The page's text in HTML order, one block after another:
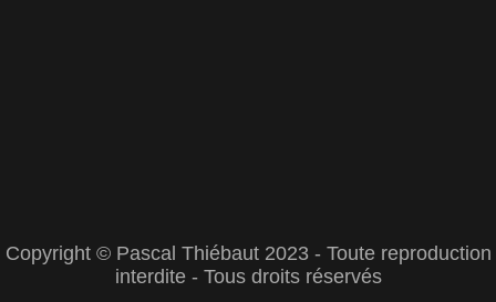
Copyright © Pascal Thiébaut 2023 - Toute reproduction
interdite - Tous droits réservés